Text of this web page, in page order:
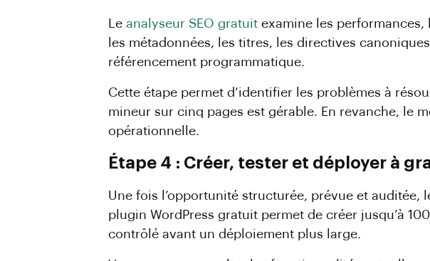
Le analyseur SEO gratuit examine les performances,
les métadonnées, les titres, les directives
référencement programmatique.
Cette étape permet d’identifier les problèmes à
mineur sur cinq pages est gérable. En revanche, le
opérationnelle.
Étape 4 : Créer, tester et déployer à
Une fois l’opportunité structurée, prévue et auditée,
plugin WordPress gratuit permet de créer jusqu’à
contrôlé avant un déploiement plus large.